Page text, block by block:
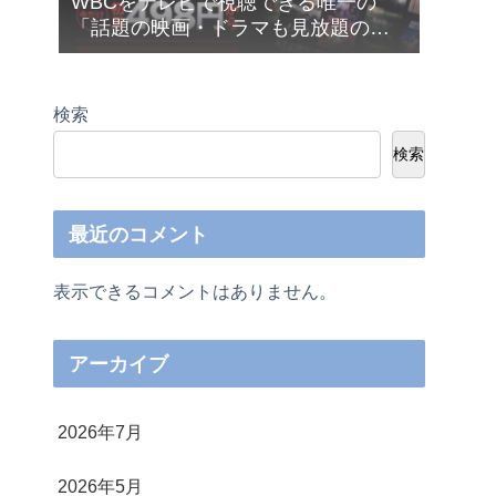
「話題の映画・ドラマも見放題の
Netflix（ネットフリックス）」が今だ
検索
検索
最近のコメント
表示できるコメントはありません。
アーカイブ
2026年7月
2026年5月